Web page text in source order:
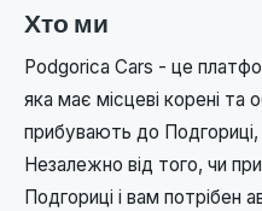
Хто ми
Podgorica Cars - це
яка має місцеві корені та
прибувають до Подгориці,
Незалежно від того, чи
Подгориці і вам потрібен